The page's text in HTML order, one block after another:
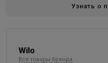
Узнать о
Wilo
Все товары бренда